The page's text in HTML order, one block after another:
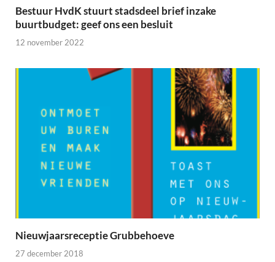
Bestuur HvdK stuurt stadsdeel brief inzake
buurtbudget: geef ons een besluit
12 november 2022
Nieuwjaarsreceptie Grubbehoeve
27 december 2018